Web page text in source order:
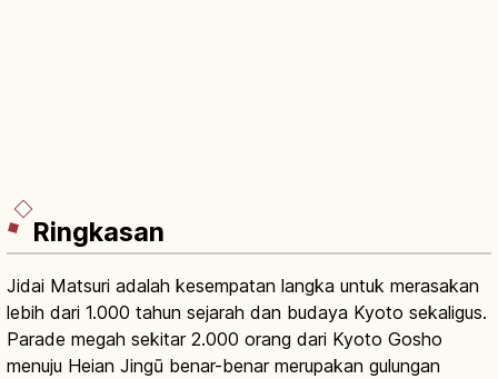
Ringkasan
Jidai Matsuri adalah kesempatan langka untuk merasakan
lebih dari 1.000 tahun sejarah dan budaya Kyoto sekaligus.
Parade megah sekitar 2.000 orang dari Kyoto Gosho
menuju Heian Jingū benar-benar merupakan gulungan